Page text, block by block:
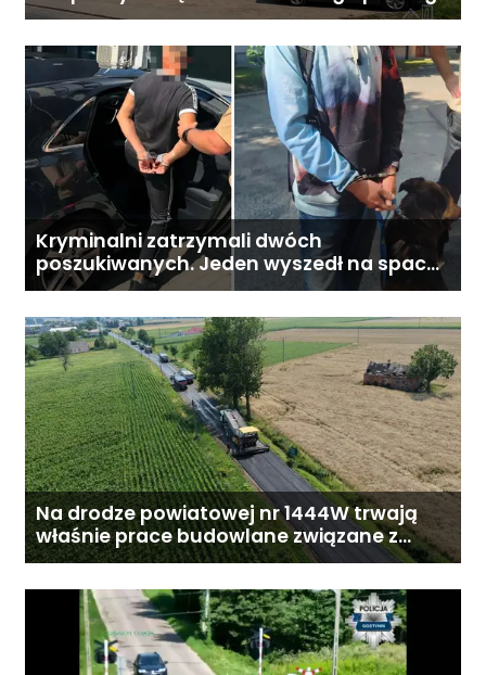
Kryminalni zatrzymali dwóch
poszukiwanych. Jeden wyszedł na spacer,
drugi ukrywał się pod łóżkiem
Na drodze powiatowej nr 1444W trwają
właśnie prace budowlane związane z
przebudową drogi